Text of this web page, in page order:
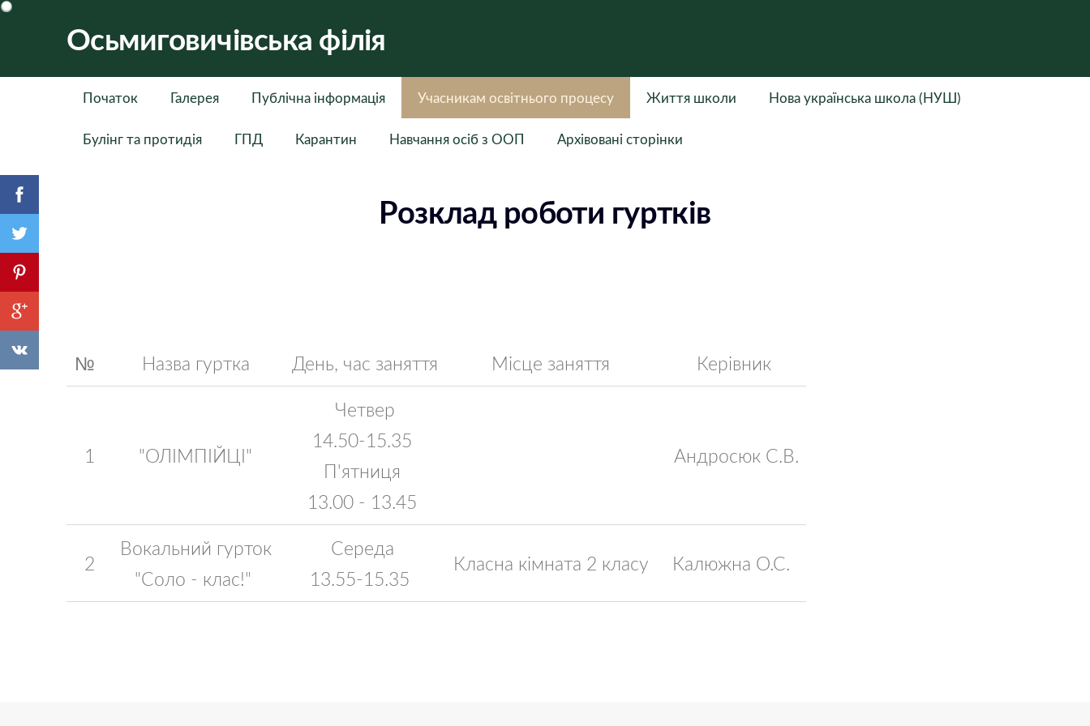
Осьмиговичівська філія
Початок Галерея Публічна інформація Учасникам освітнього процесу Життя школи Нова українська школа (НУШ)
Булінг та протидія ГПД Карантин Навчання осіб з ООП Архівовані сторінки
Розклад роботи гуртків
№ Назва гуртка День, час заняття Місце заняття Керівник
1 "ОЛІМПІЙЦІ"
Четвер
14.50-15.35
П'ятниця
13.00 - 13.45
Андросюк С.В.
2
Вокальний гурток
"Соло - клас!"
Середа
13.55-15.35
Класна кімната 2 класу Калюжна О.С.